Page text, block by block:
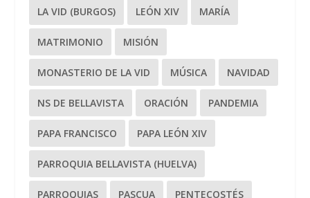
LA VID (BURGOS) LEÓN XIV MARÍA
MATRIMONIO MISIÓN
MONASTERIO DE LA VID MÚSICA NAVIDAD
NS DE BELLAVISTA ORACIÓN PANDEMIA
PAPA FRANCISCO PAPA LEÓN XIV
PARROQUIA BELLAVISTA (HUELVA)
PARROQUIAS PASCUA PENTECOSTÉS